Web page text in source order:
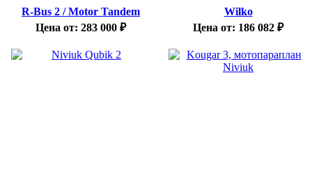
R-Bus 2 / Motor Tandem
Цена от: 283 000 ₽
Wilko
Цена от: 186 082 ₽